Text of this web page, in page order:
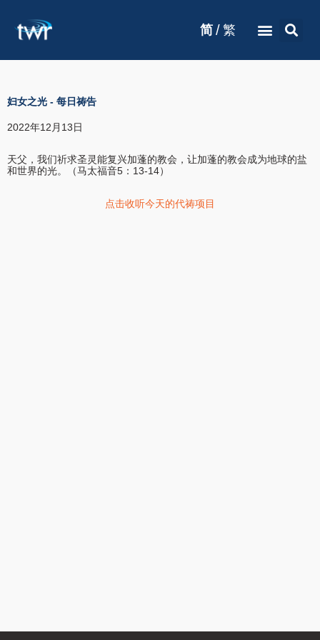
简 / 繁
妇女之光 - 每日祷告
2022年12月13日
天父，我们祈求圣灵能复兴加蓬的教会，让加蓬的教会成为地球的盐
和世界的光。（马太福音5：13-14）
点击收听今天的代祷项目